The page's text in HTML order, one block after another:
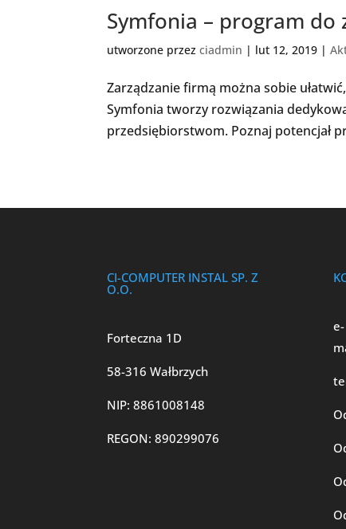
Symfonia – program do
utworzone przezciadmin | lut 12, 2019 |
Zarządzanie firmą można sobie
Symfonia tworzy rozwiązania
przedsiębiorstwom. Poznaj potencjał
CI-COMPUTER INSTAL SP. Z
O.O.
Forteczna 1D
58-316 Wałbrzych
NIP: 8861008148
REGON: 890299076
e-